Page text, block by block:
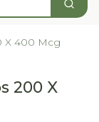
Zoek
X 400 Mcg
200 X